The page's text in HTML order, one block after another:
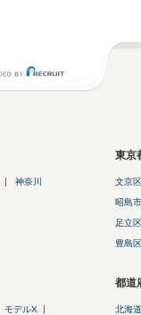
神奈川
東京
文京区
昭島市
足立区
豊島区
モデルX
都道
北海道